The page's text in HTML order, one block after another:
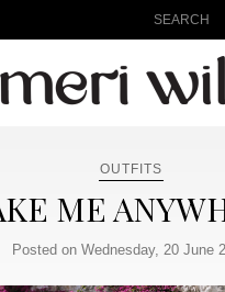
OUTFITS
ME
Posted on Wednesday, 20 June